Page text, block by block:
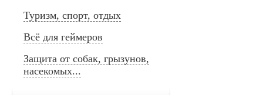
Туризм, спорт, отдых
Всё для геймеров
Защита от собак, грызунов,
насекомых...